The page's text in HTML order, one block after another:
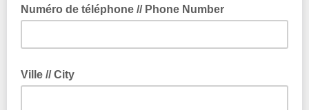
Numéro de téléphone // Phone Number
Ville // City